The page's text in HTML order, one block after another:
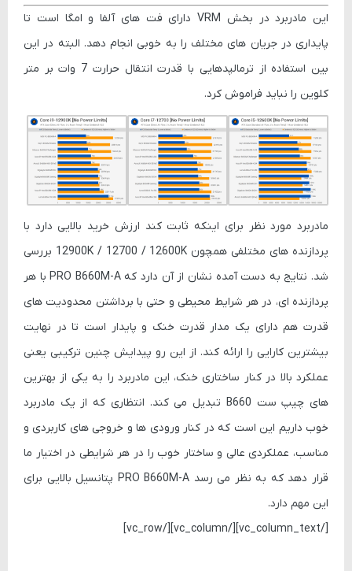
این مادربرد در بخش VRM دارای فت های آلفا و امگا است تا
پایداری در جریان های مختلف را به خوبی انجام دهد. البته در این
بین استفاده از ترمالپدهایی با قدرت انتقال حرارت 7 وات بر متر
کلوین را نباید فراموش کرد.
مادربرد مورد نظر برای اینکه ثابت کند ارزش خرید بالایی دارد با
پردازنده های مختلفی همچون 12900K / 12700 / 12600K بررسی
شد. نتایج به دست آمده نشان از آن دارد که PRO B660M-A با هر
پردازنده ای، در هر شرایط محیطی و حتی با برداشتن محدودیت های
قدرت هم دارای یک مدار قدرت خنک و پایدار است تا در نهایت
بیشترین کارایی را ارائه کند. از این رو پیدایش چنین ترکیبی یعنی
عملکرد بالا در کنار ساختاری خنک، این مادربرد را به یکی از بهترین
های چیپ ست B660 تبدیل می کند. انتظاری که از یک مادربرد
خوب داریم این است که در کنار ورودی ها و خروجی های کاربردی و
مناسب، عملکردی عالی و ساختار خوب را در هر شرایطی در اختیار ما
قرار دهد که به نظر می رسد PRO B660M-A پتانسیل بالایی برای
این مهم دارد.
[/vc_column_text][/vc_column][/vc_row]